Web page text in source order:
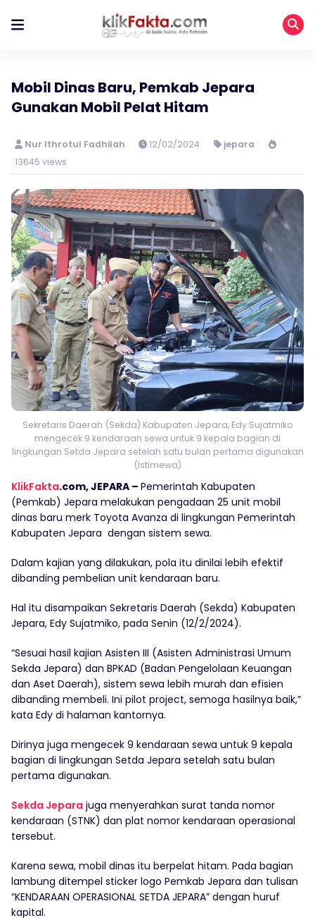
Mobil Dinas Baru, Pemkab Jepara
Gunakan Mobil Pelat Hitam
Nur Ithrotul Fadhilah 12/02/2024
jepara
13645 views
Sekretaris Daerah (Sekda) Kabupaten Jepara, Edy Sujatmiko
mengecek 9 kendaraan sewa untuk 9 kepala bagian di
lingkungan Setda Jepara setelah satu bulan pertama digunakan
(Istimewa)
KlikFakta.com, JEPARA – Pemerintah Kabupaten
(Pemkab) Jepara melakukan pengadaan 25 unit mobil
dinas baru merk Toyota Avanza di lingkungan Pemerintah
Kabupaten Jepara dengan sistem sewa.
Dalam kajian yang dilakukan, pola itu dinilai lebih efektif
dibanding pembelian unit kendaraan baru.
Hal itu disampaikan Sekretaris Daerah (Sekda) Kabupaten
Jepara, Edy Sujatmiko, pada Senin (12/2/2024).
“Sesuai hasil kajian Asisten III (Asisten Administrasi Umum
Sekda Jepara) dan BPKAD (Badan Pengelolaan Keuangan
dan Aset Daerah), sistem sewa lebih murah dan efisien
dibanding membeli. Ini pilot project, semoga hasilnya baik,”
kata Edy di halaman kantornya.
Dirinya juga mengecek 9 kendaraan sewa untuk 9 kepala
bagian di lingkungan Setda Jepara setelah satu bulan
pertama digunakan.
Sekda Jepara juga menyerahkan surat tanda nomor
kendaraan (STNK) dan plat nomor kendaraan operasional
tersebut.
Karena sewa, mobil dinas itu berpelat hitam. Pada bagian
lambung ditempel sticker logo Pemkab Jepara dan tulisan
“KENDARAAN OPERASIONAL SETDA JEPARA” dengan huruf
kapital.